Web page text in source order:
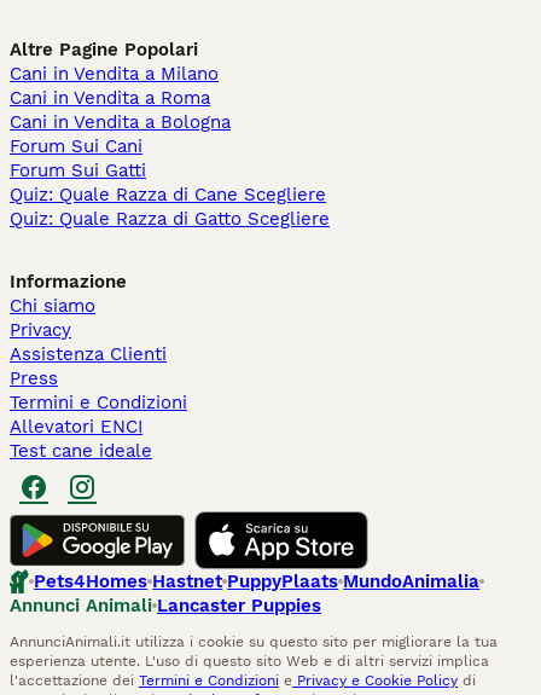
Altre Pagine Popolari
Cani in Vendita a Milano
Cani in Vendita a Roma
Cani in Vendita a Bologna
Forum Sui Cani
Forum Sui Gatti
Quiz: Quale Razza di Cane Scegliere
Quiz: Quale Razza di Gatto Scegliere
Informazione
Chi siamo
Privacy
Assistenza Clienti
Press
Termini e Condizioni
Allevatori ENCI
Test cane ideale
Pets4Homes Hastnet PuppyPlaats MundoAnimalia
Annunci Animali Lancaster Puppies
AnnunciAnimali.it utilizza i cookie su questo sito per migliorare la tua
esperienza utente. L'uso di questo sito Web e di altri servizi implica
l'accettazione dei Termini e Condizioni e Privacy e Cookie Policy di